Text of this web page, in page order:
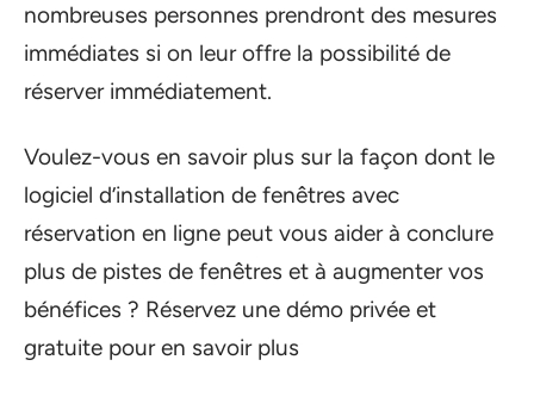
nombreuses personnes prendront des mesures
immédiates si on leur offre la possibilité de
réserver immédiatement.
Voulez-vous en savoir plus sur la façon dont le
logiciel d’installation de fenêtres avec
réservation en ligne peut vous aider à conclure
plus de pistes de fenêtres et à augmenter vos
bénéfices ? Réservez une démo privée et
gratuite pour en savoir plus